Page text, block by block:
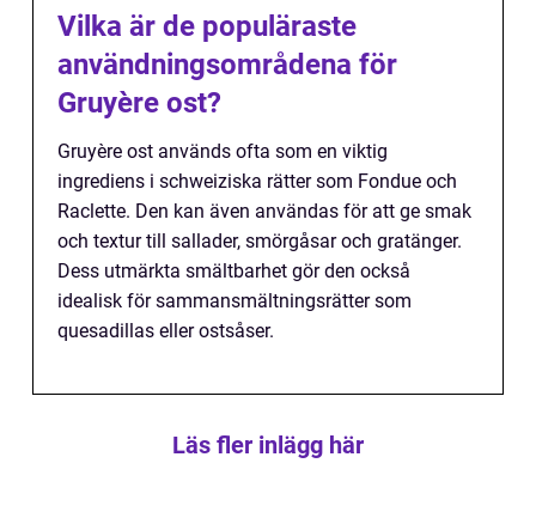
Vilka är de populäraste
användningsområdena för
Gruyère ost?
Gruyère ost används ofta som en viktig
ingrediens i schweiziska rätter som Fondue och
Raclette. Den kan även användas för att ge smak
och textur till sallader, smörgåsar och gratänger.
Dess utmärkta smältbarhet gör den också
idealisk för sammansmältningsrätter som
quesadillas eller ostsåser.
Läs fler inlägg här